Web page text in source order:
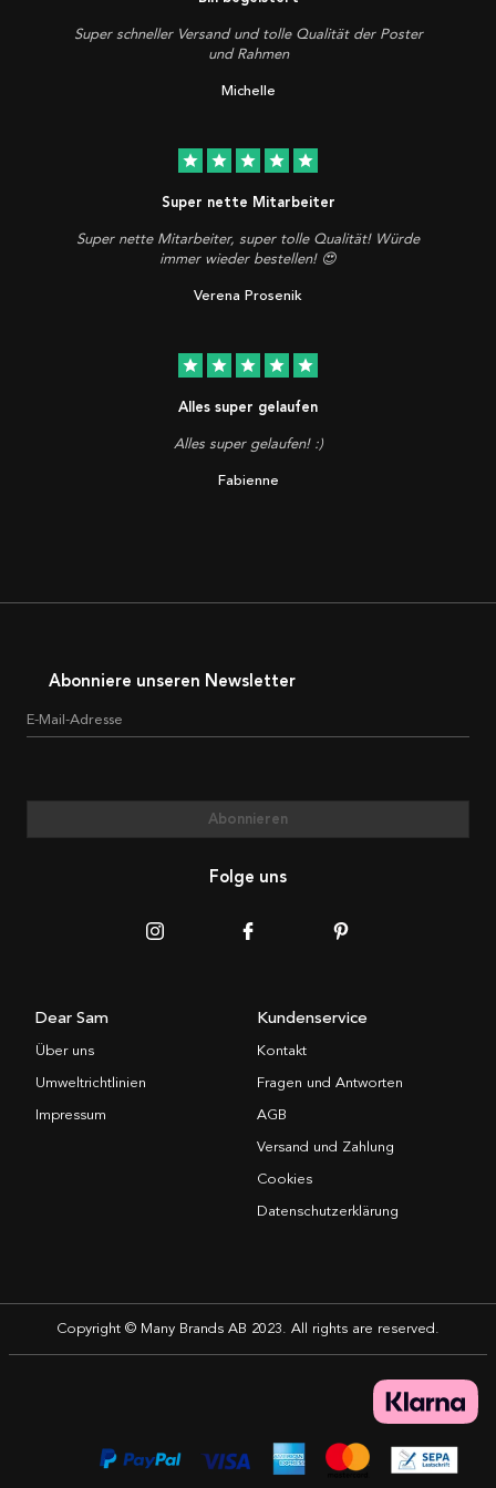
Super schneller Versand und tolle Qualität der Poster
und Rahmen
Michelle
star star star star star
Super nette Mitarbeiter
Super nette Mitarbeiter, super tolle Qualität! Würde
immer wieder bestellen! 😍
Verena Prosenik
star star star star star
Alles super gelaufen
Alles super gelaufen! :)
Fabienne
Abonniere unseren Newsletter
E-Mail-Adresse
Abonnieren
Folge uns
Dear Sam
Über uns
Umweltrichtlinien
Impressum
Kundenservice
Kontakt
Fragen und Antworten
AGB
Versand und Zahlung
Cookies
Datenschutzerklärung
Copyright © Many Brands AB 2023. All rights are reserved.